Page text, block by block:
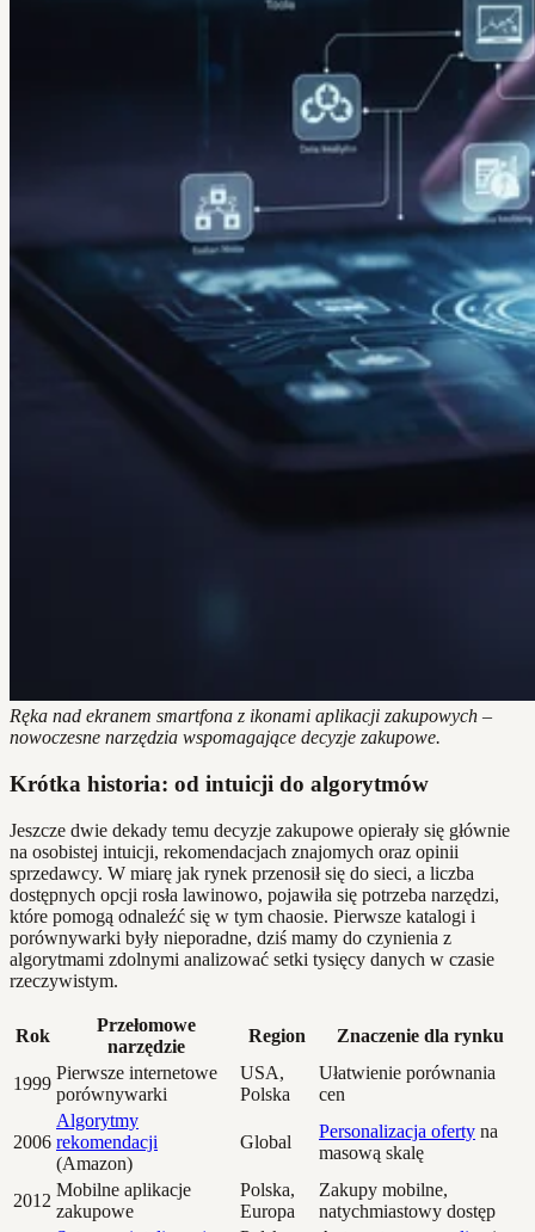
Ręka nad ekranem smartfona z ikonami aplikacji zakupowych –
nowoczesne narzędzia wspomagające decyzje zakupowe.
Krótka historia: od intuicji do algorytmów
Jeszcze dwie dekady temu decyzje zakupowe opierały się głównie
na osobistej intuicji, rekomendacjach znajomych oraz opinii
sprzedawcy. W miarę jak rynek przenosił się do sieci, a liczba
dostępnych opcji rosła lawinowo, pojawiła się potrzeba narzędzi,
które pomogą odnaleźć się w tym chaosie. Pierwsze katalogi i
porównywarki były nieporadne, dziś mamy do czynienia z
algorytmami zdolnymi analizować setki tysięcy danych w czasie
rzeczywistym.
Rok
Przełomowe
narzędzie
Region Znaczenie dla rynku
1999
Pierwsze internetowe
porównywarki
USA,
Polska
Ułatwienie porównania
cen
2006
Algorytmy
rekomendacji
(Amazon)
Global
Personalizacja oferty na
masową skalę
2012
Mobilne aplikacje
zakupowe
Polska,
Europa
Zakupy mobilne,
natychmiastowy dostęp